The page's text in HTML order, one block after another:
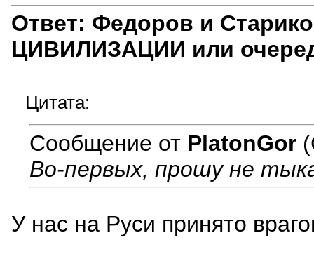
Ответ: Федоров и
ЦИВИЛИЗАЦИИ или
Цитата:
Сообщение от PlatonGor
Во-первых, прошу не
У нас на Руси принято